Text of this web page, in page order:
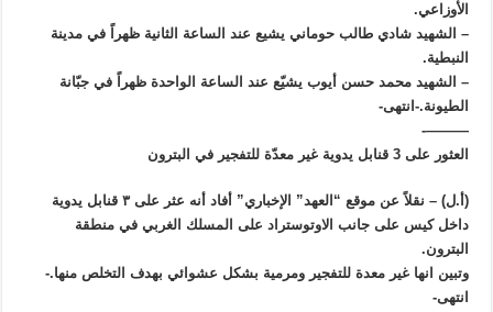
الأوزاعي.
– الشهيد شادي طالب حوماني يشيع عند الساعة الثانية ظهراً في مدينة
النبطية.
– الشهيد محمد حسن أيوب يشيّع عند الساعة الواحدة ظهراً في جبّانة
الطيونة.-انتهى-
———-
العثور على 3 قنابل يدوية غير معدّة للتفجير في البترون
(أ.ل) – نقلاً عن موقع “العهد” الإخباري” أفاد أنه عثر على ٣ قنابل يدوية
داخل كيس على جانب الاوتوستراد على المسلك الغربي في منطقة
البترون.
وتبين انها غير معدة للتفجير ومرمية بشكل عشوائي بهدف التخلص منها.-
انتهى-